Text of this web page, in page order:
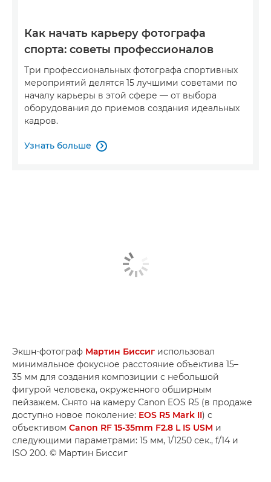
Как начать карьеру фотографа
спорта: советы профессионалов
Три профессиональных фотографа спортивных
мероприятий делятся 15 лучшими советами по
началу карьеры в этой сфере — от выбора
оборудования до приемов создания идеальных
кадров.
Узнать больше 
Экшн-фотограф Мартин Биссиг использовал
минимальное фокусное расстояние объектива 15–
35 мм для создания композиции с небольшой
фигурой человека, окруженного обширным
пейзажем. Снято на камеру Canon EOS R5 (в продаже
доступно новое поколение: EOS R5 Mark II) с
объективом Canon RF 15-35mm F2.8 L IS USM и
следующими параметрами: 15 мм, 1/1250 сек., f/14 и
ISO 200. © Мартин Биссиг